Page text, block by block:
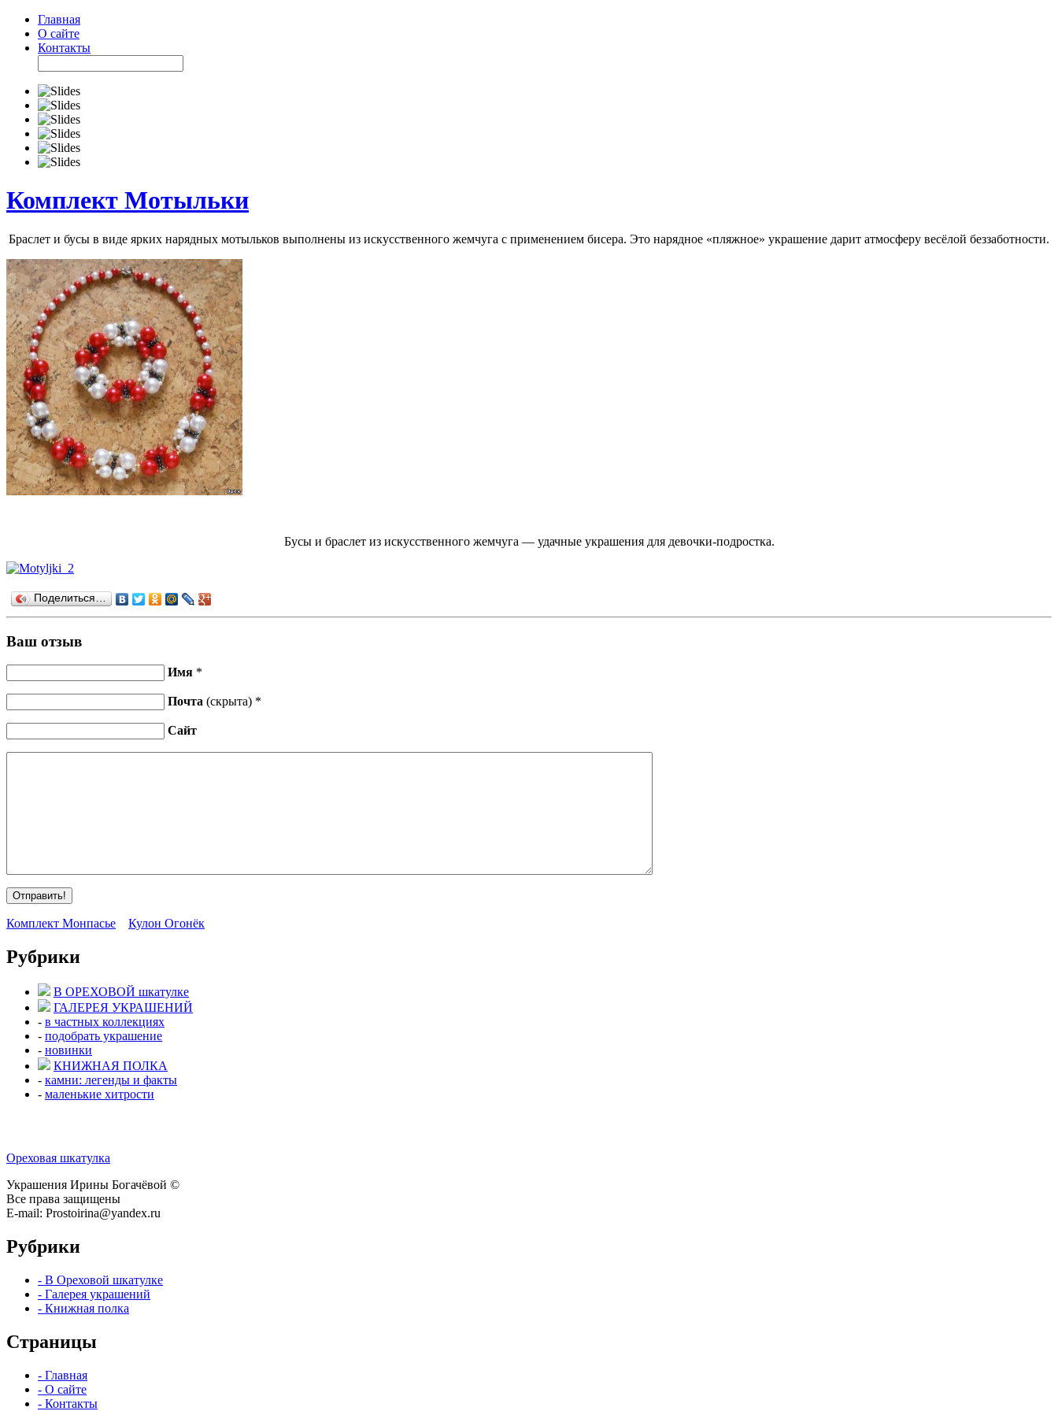
Главная
О сайте
Контакты
Комплект Мотыльки
Браслет и бусы в виде ярких нарядных мотыльков выполнены из искусственного жемчуга с применением бисера. Это нарядное «пляжное» украшение дарит атмосферу весёлой беззаботности.
Бусы и браслет из искусственного жемчуга — удачные украшения для девочки-подростка.
Поделиться…
Ваш отзыв
Имя *
Почта (скрыта) *
Сайт
Комплект Монпасье Кулон Огонёк
Рубрики
В ОРЕХОВОЙ шкатулке
ГАЛЕРЕЯ УКРАШЕНИЙ
- в частных коллекциях
- подобрать украшение
- новинки
КНИЖНАЯ ПОЛКА
- камни: легенды и факты
- маленькие хитрости
Ореховая шкатулка
Украшения Ирины Богачёвой ©
Все права защищены
E-mail: Prostoirina@yandex.ru
Рубрики
- В Ореховой шкатулке
- Галерея украшений
- Книжная полка
Страницы
- Главная
- О сайте
- Контакты